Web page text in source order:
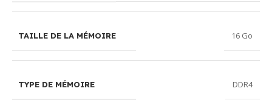
TAILLE DE LA MÉMOIRE 16 Go
TYPE DE MÉMOIRE DDR4